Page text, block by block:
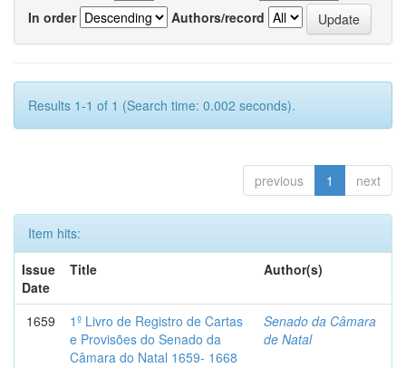
In order
Authors/record
Results 1-1 of 1 (Search time: 0.002 seconds).
previous 1 next
Item hits:
Issue
Date
Title Author(s)
1659
1º Livro de Registro de Cartas
e Provisões do Senado da
Câmara do Natal 1659- 1668
Senado da Câmara
de Natal